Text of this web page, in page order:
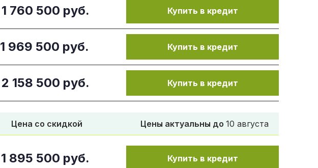
1 760 500 руб. Купить в кредит
1 969 500 руб. Купить в кредит
2 158 500 руб. Купить в кредит
Цена со скидкой Цены актуальны до 10 августа
1 895 500 руб. Купить в кредит